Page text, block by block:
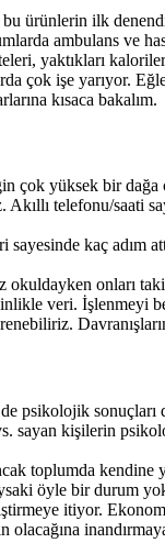
ürünlerin ilk
ambulans ve
yaktıkları
çok işe yarıyor.
kısaca bakalım.
yüksek bir dağa
telefonu/saati
sayesinde kaç
okuldayken onları
veri. İşlenmeyi
psikolojik
sayan kişilerin
toplumda kendine
öyle bir durum
itiyor.
olacağına